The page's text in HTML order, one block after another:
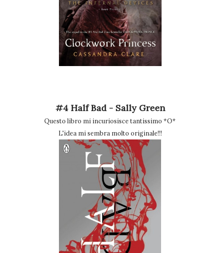
#4 Half Bad - Sally Green
Questo libro mi incuriosisce tantissimo *O*
L'idea mi sembra molto originale!!!